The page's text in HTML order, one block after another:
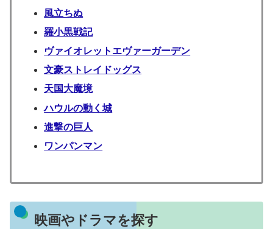
風立ちぬ
羅小黒戦記
ヴァイオレットエヴァーガーデン
文豪ストレイドッグス
天国大魔境
ハウルの動く城
進撃の巨人
ワンパンマン
映画やドラマを探す